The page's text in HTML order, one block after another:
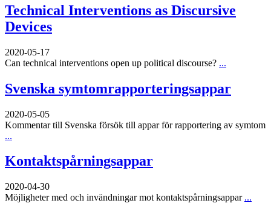
Technical Interventions as Discursive
Devices
2020-05-17
Can technical interventions open up political discourse? ...
Svenska symtomrapporteringsappar
2020-05-05
Kommentar till Svenska försök till appar för rapportering av symtom
...
Kontaktspårningsappar
2020-04-30
Möjligheter med och invändningar mot kontaktspårningsappar ...